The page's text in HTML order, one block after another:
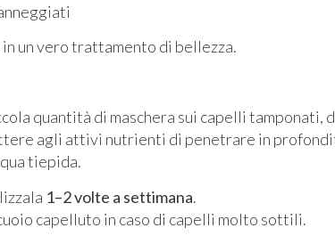
un vero trattamento di bellezza.
quantità di maschera sui capelli
agli attivi nutrienti di penetrare in
tiepida.
1–2 volte a settimana.
capelluto in caso di capelli molto sottili.